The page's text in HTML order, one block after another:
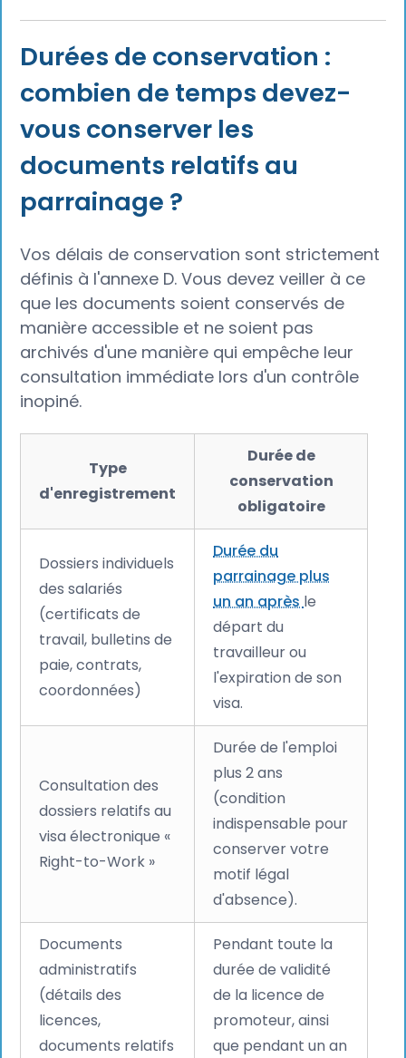
Durées de conservation :
combien de temps devez-
vous conserver les
documents relatifs au
parrainage ?
Vos délais de conservation sont strictement
définis à l'annexe D. Vous devez veiller à ce
que les documents soient conservés de
manière accessible et ne soient pas
archivés d'une manière qui empêche leur
consultation immédiate lors d'un contrôle
inopiné.
Type
d'enregistrement
Durée de
conservation
obligatoire
Dossiers individuels
des salariés
(certificats de
travail, bulletins de
paie, contrats,
coordonnées)
Durée du
parrainage plus
un an aprèsle
départ du
travailleur ou
l'expiration de son
visa.
Consultation des
dossiers relatifs au
visa électronique «
Right-to-Work »
Durée de l'emploi
plus 2 ans
(condition
indispensable pour
conserver votre
motif légal
d'absence).
Documents
administratifs
(détails des
licences,
documents relatifs
Pendant toute la
durée de validité
de la licence de
promoteur, ainsi
que pendant un an